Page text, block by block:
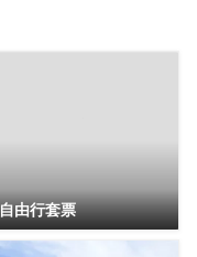
由行套票